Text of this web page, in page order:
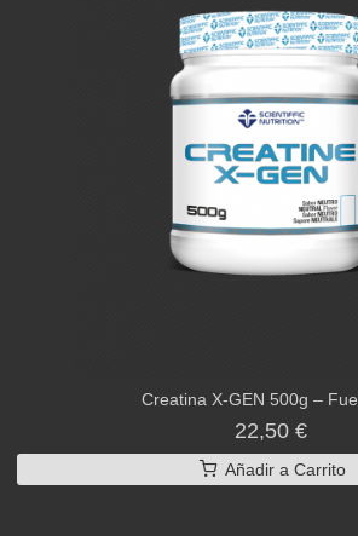
Creatina X-GEN 500g –
22,50 €
Añadir a Carrito